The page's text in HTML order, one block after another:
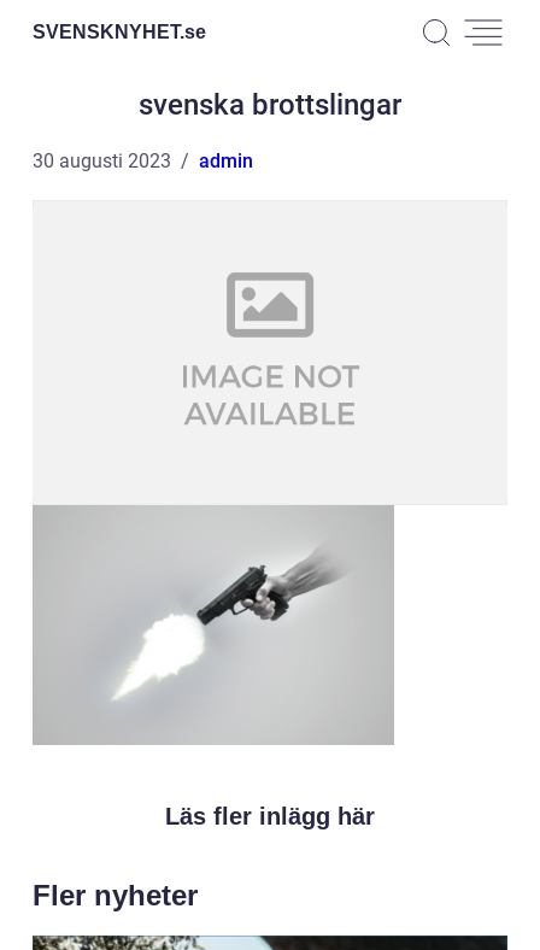
SVENSKNYHET.se
svenska brottslingar
30 augusti 2023 admin
Läs fler inlägg här
Fler nyheter